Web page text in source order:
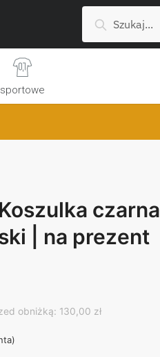
Search
sportowe
czarna
| na prezent
obniżką: 130,00 zł